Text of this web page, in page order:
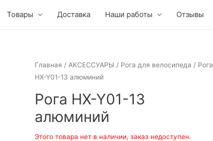
Товары Доставка Наши работы Отзывы
Главная / АКСЕССУАРЫ / Рога для велосипеда / Рога
HX-Y01-13 алюминий
Рога HX-Y01-13
алюминий
Этого товара нет в наличии, заказ недоступен.